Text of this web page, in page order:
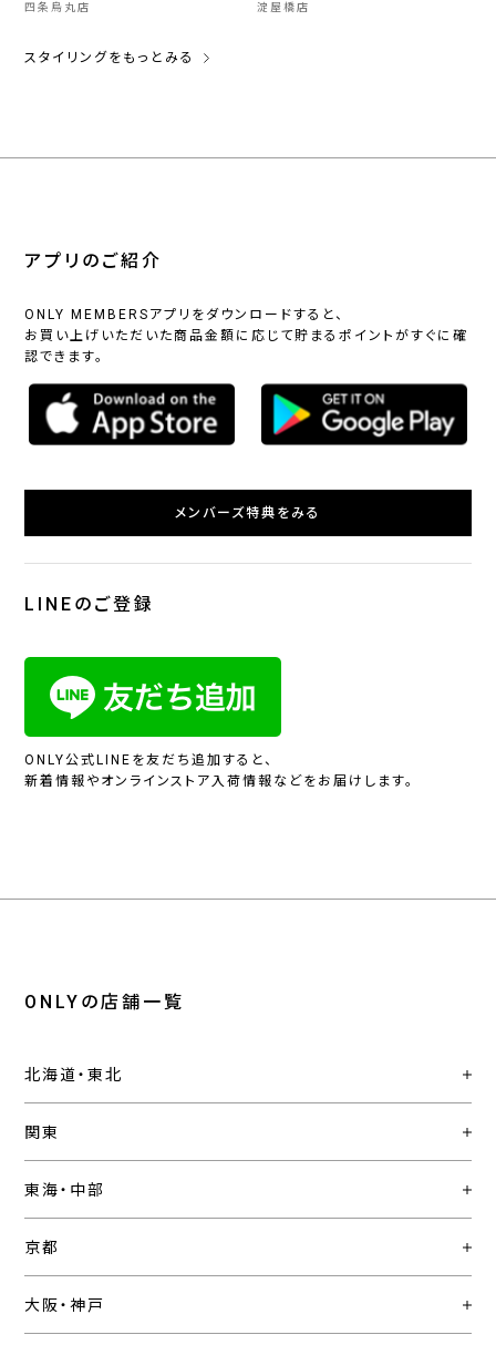
四条烏丸店 淀屋橋店
スタイリングをもっとみる
アプリのご紹介
ONLY MEMBERSアプリをダウンロードすると、
お買い上げいただいた商品金額に応じて貯まるポイントがすぐに確
認できます。
メンバーズ特典をみる
LINEのご登録
ONLY公式LINEを友だち追加すると、
新着情報やオンラインストア入荷情報などをお届けします。
ONLYの店舗一覧
北海道・東北
関東
東海・中部
京都
大阪・神戸